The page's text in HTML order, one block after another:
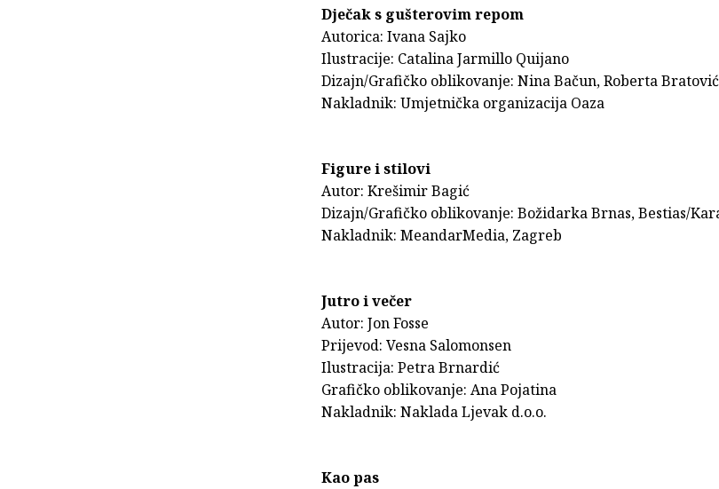
Dječak s gušterovim repom
Autorica: Ivana Sajko
Ilustracije: Catalina Jarmillo Quijano
Dizajn/Grafičko oblikovanje: Nina Bačun, Roberta Bratović
Nakladnik: Umjetnička organizacija Oaza
Figure i stilovi
Autor: Krešimir Bagić
Dizajn/Grafičko oblikovanje: Božidarka Brnas, Bestias/
Nakladnik: MeandarMedia, Zagreb
Jutro i večer
Autor: Jon Fosse
Prijevod: Vesna Salomonsen
Ilustracija: Petra Brnardić
Grafičko oblikovanje: Ana Pojatina
Nakladnik: Naklada Ljevak d.o.o.
Kao pas